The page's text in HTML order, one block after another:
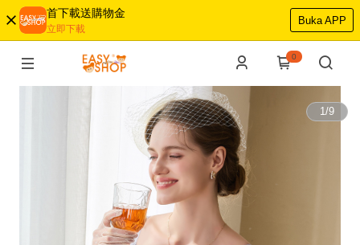
首下載送購物金
立即下載
Buka APP
0
1/9